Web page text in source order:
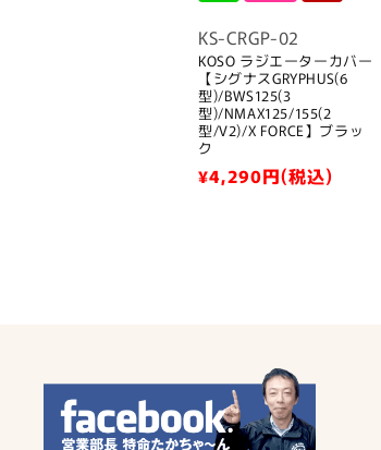
KS-CRGP-02
KOSO ラジエーターカバー
【シグナスGRYPHUS(6
型)/BWS125(3
型)/NMAX125/155(2
型/V2)/X FORCE】ブラッ
ク
通
¥4,290円(税込)